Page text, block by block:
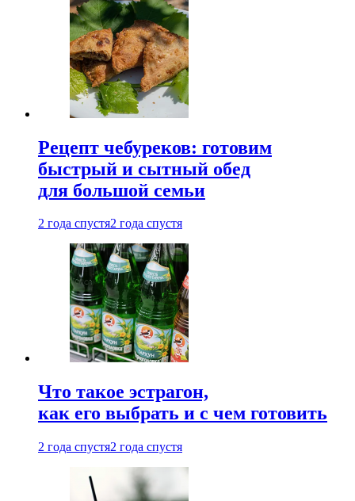
Рецепт чебуреков: готовим
быстрый и сытный обед
для большой семьи
2 года спустя2 года спустя
Что такое эстрагон,
как его выбрать и с чем готовить
2 года спустя2 года спустя